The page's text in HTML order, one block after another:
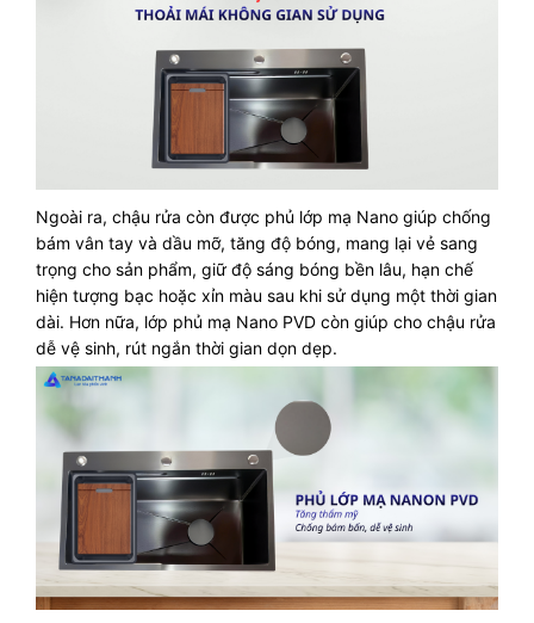
Ngoài ra, chậu rửa còn được phủ lớp mạ Nano giúp chống
bám vân tay và dầu mỡ, tăng độ bóng, mang lại vẻ sang
trọng cho sản phẩm, giữ độ sáng bóng bền lâu, hạn chế
hiện tượng bạc hoặc xỉn màu sau khi sử dụng một thời gian
dài. Hơn nữa, lớp phủ mạ Nano PVD còn giúp cho chậu rửa
dễ vệ sinh, rút ngắn thời gian dọn dẹp.